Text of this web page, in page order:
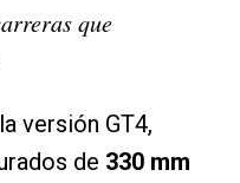
que
versión GT4,
de 330 mm